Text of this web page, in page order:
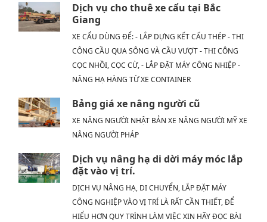
Dịch vụ cho thuê xe cẩu tại Bắc
Giang
XE CẨU DÙNG ĐỂ: - LẮP DỰNG KẾT CẤU THÉP - THI
CÔNG CẦU QUA SÔNG VÀ CẦU VƯỢT - THI CÔNG
CỌC NHỒI, CỌC CỪ, - LẮP ĐẶT MÁY CÔNG NHIỆP -
NÂNG HẠ HÀNG TỪ XE CONTAINER
Bảng giá xe nâng người cũ
XE NÂNG NGƯỜI NHẬT BẢN XE NÂNG NGƯỜI MỸ XE
NÂNG NGƯỜI PHÁP
Dịch vụ nâng hạ di dời máy móc lắp
đặt vào vị trí.
DỊCH VỤ NÂNG HẠ, DI CHUYỂN, LẮP ĐẶT MÁY
CÔNG NGHIỆP VÀO VỊ TRÍ LÀ RẤT CẦN THIẾT, ĐỂ
HIỂU HƠN QUY TRÌNH LÀM VIỆC XIN HÃY ĐỌC BÀI